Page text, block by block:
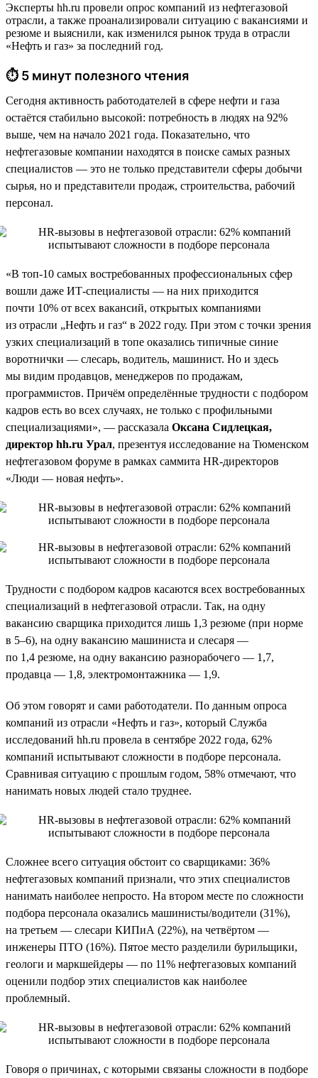
Эксперты hh.ru провели опрос компаний из нефтегазовой
отрасли, а также проанализировали ситуацию с вакансиями и
резюме и выяснили, как изменился рынок труда в отрасли
«Нефть и газ» за последний год.
⏱ 5 минут полезного чтения
Сегодня активность работодателей в сфере нефти и газа
остаётся стабильно высокой: потребность в людях на 92%
выше, чем на начало 2021 года. Показательно, что
нефтегазовые компании находятся в поиске самых разных
специалистов — это не только представители сферы добычи
сырья, но и представители продаж, строительства, рабочий
персонал.
«В топ-10 самых востребованных профессиональных сфер
вошли даже ИТ-специалисты — на них приходится
почти 10% от всех вакансий, открытых компаниями
из отрасли „Нефть и газ“ в 2022 году. При этом с точки зрения
узких специализаций в топе оказались типичные синие
воротнички — слесарь, водитель, машинист. Но и здесь
мы видим продавцов, менеджеров по продажам,
программистов. Причём определённые трудности с подбором
кадров есть во всех случаях, не только с профильными
специализациями», — рассказала Оксана Сидлецкая,
директор hh.ru Урал, презентуя исследование на Тюменском
нефтегазовом форуме в рамках саммита HR-директоров
«Люди — новая нефть».
Трудности с подбором кадров касаются всех востребованных
специализаций в нефтегазовой отрасли. Так, на одну
вакансию сварщика приходится лишь 1,3 резюме (при норме
в 5–6), на одну вакансию машиниста и слесаря —
по 1,4 резюме, на одну вакансию разнорабочего — 1,7,
продавца — 1,8, электромонтажника — 1,9.
Об этом говорят и сами работодатели. По данным опроса
компаний из отрасли «Нефть и газ», который Служба
исследований hh.ru провела в сентябре 2022 года, 62%
компаний испытывают сложности в подборе персонала.
Сравнивая ситуацию с прошлым годом, 58% отмечают, что
нанимать новых людей стало труднее.
Сложнее всего ситуация обстоит со сварщиками: 36%
нефтегазовых компаний признали, что этих специалистов
нанимать наиболее непросто. На втором месте по сложности
подбора персонала оказались машинисты/водители (31%),
на третьем — слесари КИПиА (22%), на четвёртом —
инженеры ПТО (16%). Пятое место разделили бурильщики,
геологи и маркшейдеры — по 11% нефтегазовых компаний
оценили подбор этих специалистов как наиболее
проблемный.
Говоря о причинах, с которыми связаны сложности в подборе